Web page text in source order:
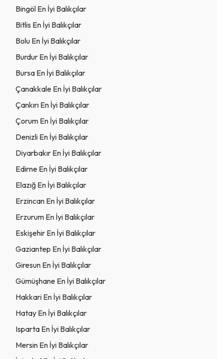
Bingöl En İyi Balıkçılar
Bitlis En İyi Balıkçılar
Bolu En İyi Balıkçılar
Burdur En İyi Balıkçılar
Bursa En İyi Balıkçılar
Çanakkale En İyi Balıkçılar
Çankırı En İyi Balıkçılar
Çorum En İyi Balıkçılar
Denizli En İyi Balıkçılar
Diyarbakır En İyi Balıkçılar
Edirne En İyi Balıkçılar
Elazığ En İyi Balıkçılar
Erzincan En İyi Balıkçılar
Erzurum En İyi Balıkçılar
Eskişehir En İyi Balıkçılar
Gaziantep En İyi Balıkçılar
Giresun En İyi Balıkçılar
Gümüşhane En İyi Balıkçılar
Hakkari En İyi Balıkçılar
Hatay En İyi Balıkçılar
Isparta En İyi Balıkçılar
Mersin En İyi Balıkçılar